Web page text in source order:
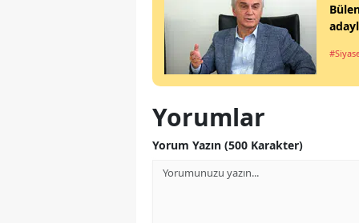
Yorumlar
Yorum Yazın (500 Karakter)